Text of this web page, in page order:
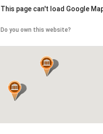
This page can't load Google
Do you own this website?